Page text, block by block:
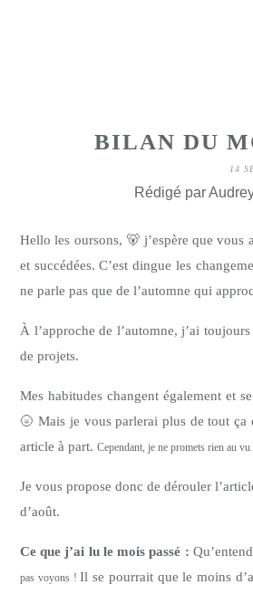
BILAN DU
14
Rédigé par
Hello les oursons, 🐻 j’espère que vous
et succédées. C’est dingue les
ne parle pas que de l’automne qui
À l’approche de l’automne, j’ai
de projets.
Mes habitudes changent également et
🌝Mais je vous parlerai plus de tout ça
article à part. Cependant, je ne promets rien au
Je vous propose donc de dérouler
d’août.
Ce que j’ai lu le mois passé :
pas voyons !Il se pourrait que le moins